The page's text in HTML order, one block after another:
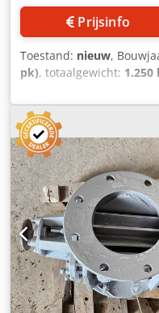
Prijsinfo
Toestand: nieuw,
pk), totaalgewicht: 1.250
type 1622, met
dieselmotor D902, 16,2
vierwielaandrijving met
23x8.50-12 AS, ET+60,
gecombineerde
onderhoudsvrij
veiligheidssysteem
werkverlichting: 2 voor,
hydraulisch ventiel,
werkhydrauliek 28 l/
draaiurenteller, tank- en
handgashendel,